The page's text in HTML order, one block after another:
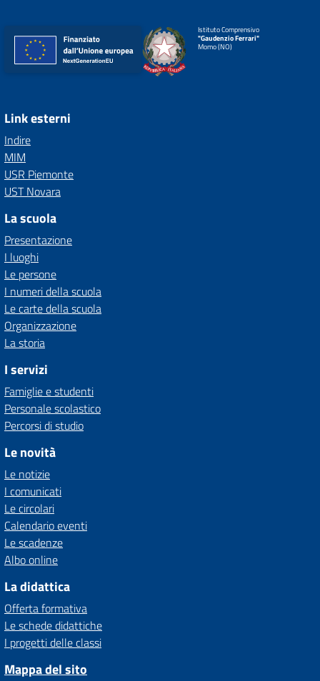
Istituto Comprensivo
"Gaudenzio Ferrari"
Momo (NO)
Link esterni
Indire
MIM
USR Piemonte
UST Novara
La scuola
Presentazione
I luoghi
Le persone
I numeri della scuola
Le carte della scuola
Organizzazione
La storia
I servizi
Famiglie e studenti
Personale scolastico
Percorsi di studio
Le novità
Le notizie
I comunicati
Le circolari
Calendario eventi
Le scadenze
Albo online
La didattica
Offerta formativa
Le schede didattiche
I progetti delle classi
Mappa del sito